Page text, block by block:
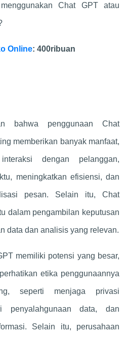
Chat GPTatau
Online: 400ribuan
bahwa penggunaan Chat
memberikan banyak manfaat,
dengan pelanggan,
meningkatkan efisiensi, dan
pesan. Selain itu, Chat
dalam pengambilan keputusan
data dan analisis yang relevan.
memiliki potensi yang besar,
etika penggunaannya
seperti menjaga privasi
penyalahgunaan data, dan
Selain itu, perusahaan